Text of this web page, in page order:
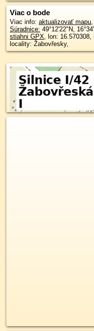
Viac o bode
Viac info: aktualizovať mapu,
Súradnice: 49°12'22"N,
stiahni GPX, lon:
locality: Žabovřesky,